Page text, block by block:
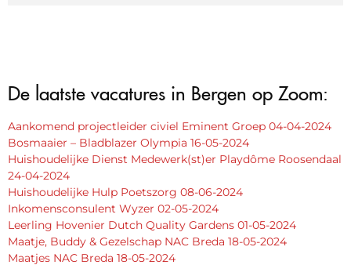
De laatste vacatures in Bergen op Zoom:
Aankomend projectleider civiel Eminent Groep 04-04-2024
Bosmaaier – Bladblazer Olympia 16-05-2024
Huishoudelijke Dienst Medewerk(st)er Playdôme Roosendaal
24-04-2024
Huishoudelijke Hulp Poetszorg 08-06-2024
Inkomensconsulent Wyzer 02-05-2024
Leerling Hovenier Dutch Quality Gardens 01-05-2024
Maatje, Buddy & Gezelschap NAC Breda 18-05-2024
Maatjes NAC Breda 18-05-2024